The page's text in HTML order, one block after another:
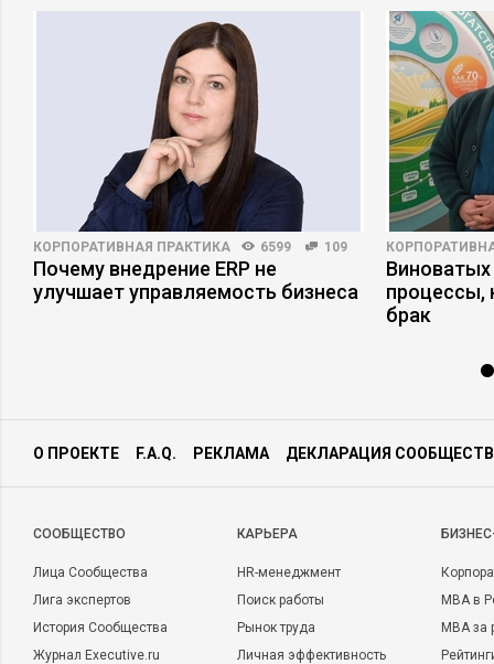
КОРПОРАТИВНАЯ ПРАКТИКА 6599 109
Почему внедрение ERP не
улучшает управляемость бизнеса
брак
О ПРОЕКТЕ F.A.Q. РЕКЛАМА ДЕКЛАРАЦИЯ
CООБЩЕСТВО
Лица Сообщества
Лига экспертов
История Сообщества
Журнал Executive.ru
КАРЬЕРА
HR-менеджмент
Поиск работы
Рынок труда
Личная эффективность
MBA в
MBA